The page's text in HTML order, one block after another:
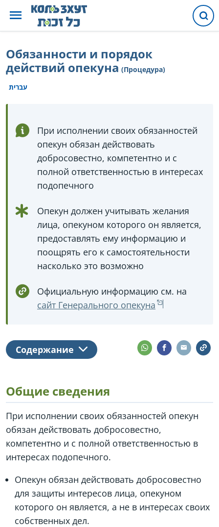
Обязанности и порядок
действий опекуна (Процедура)
עברית
При исполнении своих обязанностей
опекун обязан действовать
добросовестно, компетентно и с
полной ответственностью в интересах
подопечного
Опекун должен учитывать желания
лица, опекуном которого он является,
предоставлять ему информацию и
поощрять его к самостоятельности
насколько это возможно
Официальную информацию см. на
сайт Генерального опекуна
Содержание
Общие сведения
При исполнении своих обязанностей опекун
обязан действовать добросовестно,
компетентно и с полной ответственностью в
интересах подопечного.
Опекун обязан действовать добросовестно
для защиты интересов лица, опекуном
которого он является, а не в интересах своих
собственных дел.